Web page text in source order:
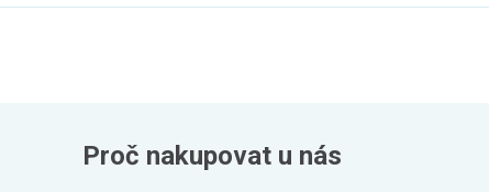
Proč nakupovat u nás